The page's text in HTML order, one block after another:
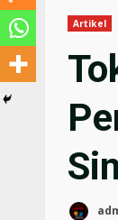
Artikel